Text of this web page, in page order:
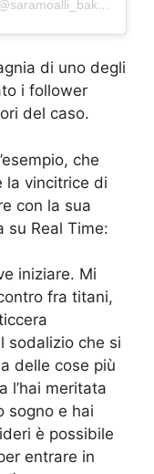
Un post condiviso da ???? ?????? (@saramoalli_bakeoff8)
di uno degli
i follower
del caso.
che
la vincitrice di
con la sua
su Real Time:
iniziare. Mi
fra titani,
sodalizio che si
delle cose più
l’hai meritata
sogno e hai
è possibile
entrare in